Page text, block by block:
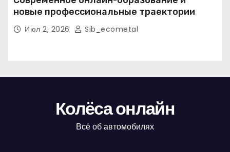
новые профессиональные траектории
Июл 2, 2026 Sib_ecometal
Колёса онлайн
Всё об автомобилях